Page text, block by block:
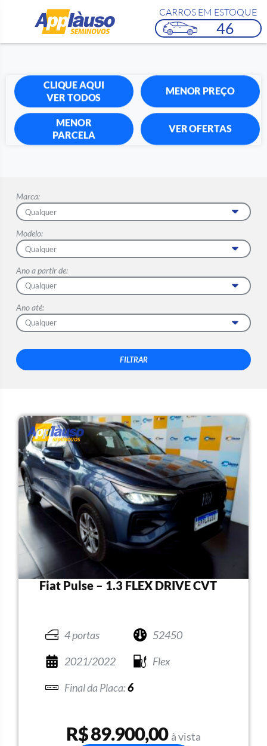
CARROS EM ESTOQUE
46
CLIQUE AQUI
VER TODOS
MENOR PREÇO
MENOR
PARCELA
VER OFERTAS
Marca:
Modelo:
Ano a partir de:
Ano até:
Fiat Pulse – 1.3 FLEX DRIVE CVT
4 portas
52450
2021/2022
Flex
6
R$ 89.900,00 à vista